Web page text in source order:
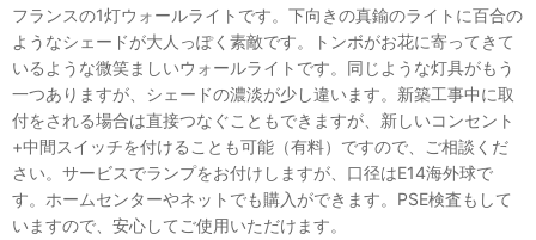
フランスの1灯ウォールライトです。下向きの真鍮のライトに百合の
ようなシェードが大人っぽく素敵です。トンボがお花に寄ってきて
いるような微笑ましいウォールライトです。同じような灯具がもう
一つありますが、シェードの濃淡が少し違います。新築工事中に取
付をされる場合は直接つなぐこともできますが、新しいコンセント
+中間スイッチを付けることも可能（有料）ですので、ご相談くだ
さい。サービスでランプをお付けしますが、口径はE14海外球で
す。ホームセンターやネットでも購入ができます。PSE検査もして
いますので、安心してご使用いただけます。